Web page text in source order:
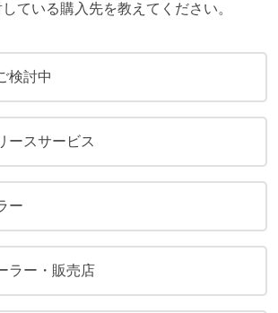
ている購入先を教えてください。
検討中
ースサービス
ー
ラー・販売店